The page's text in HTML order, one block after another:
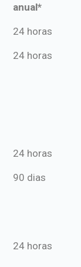
anual*
*Pagamento
de crédito
24 horas
24 horas
24 horas
90 dias
24 horas